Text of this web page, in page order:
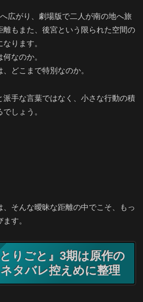
広がり、劇場版で二人が南の地へ旅
離もまた、後宮という限られた空間の
ります。
なのか。
どこまで特別なのか。
派手な言葉ではなく、小さな行動の積
しょう。
、そんな曖昧な距離の中でこそ、もっ
す。
とりごと』3期は原作の
タバレ控えめに整理